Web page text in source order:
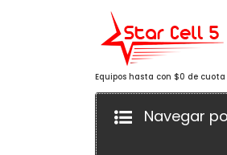
Equipos hasta con $0 de
Navegar